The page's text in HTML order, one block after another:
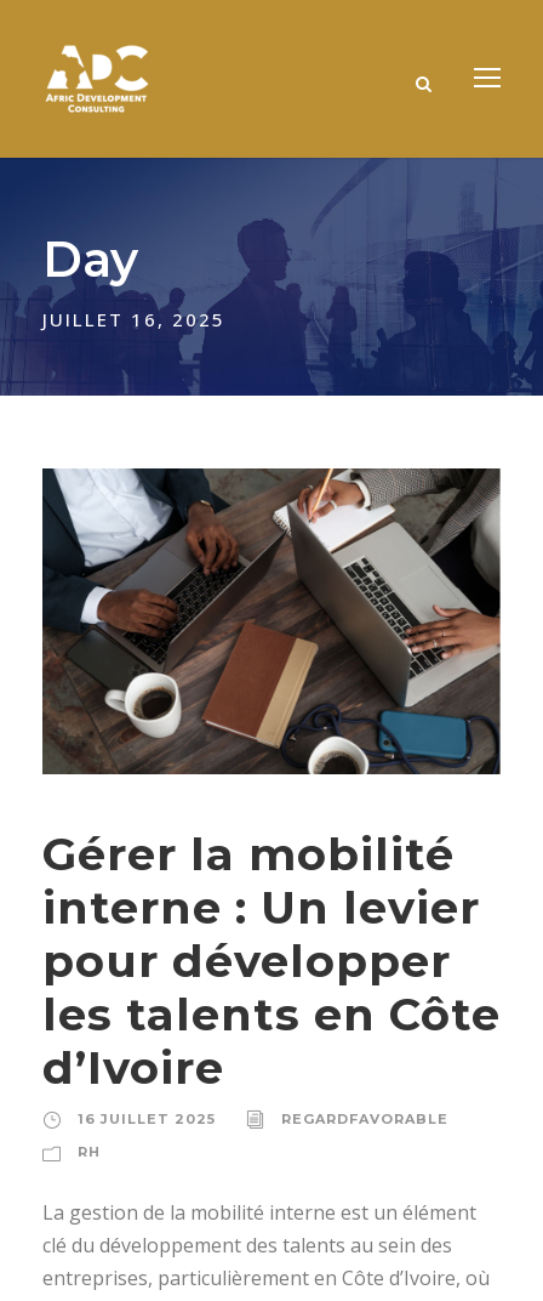
Day
JUILLET 16, 2025
Gérer la mobilité
interne : Un levier
pour développer
les talents en Côte
d’Ivoire
16 JUILLET 2025
REGARDFAVORABLE
RH
La gestion de la mobilité interne est un élément
clé du développement des talents au sein des
entreprises, particulièrement en Côte d’Ivoire, où